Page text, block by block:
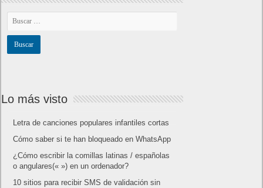
Lo más visto
Letra de canciones populares infantiles cortas
Cómo saber si te han bloqueado en WhatsApp
¿Cómo escribir la comillas latinas / españolas
o angulares(« ») en un ordenador?
10 sitios para recibir SMS de validación sin